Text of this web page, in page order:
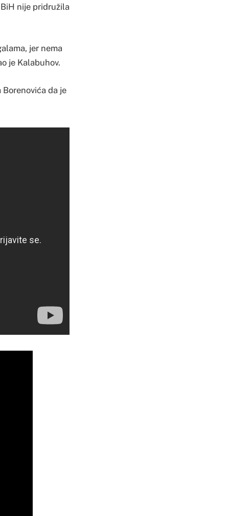
nije pridružila
jer nema
je Kalabuhov.
da je